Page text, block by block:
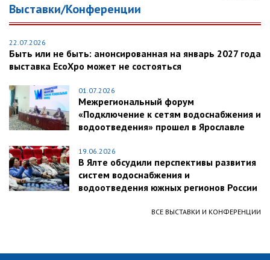
Выставки/Конференции
22.07.2026
Быть или не быть: анонсированная на январь 2027 года
выставка EcoXpo может не состояться
01.07.2026
Межрегиональный форум
«Подключение к сетям водоснабжения и
водоотведения» прошел в Ярославле
19.06.2026
В Ялте обсудили перспективы развития
систем водоснабжения и
водоотведения южных регионов России
ВСЕ ВЫСТАВКИ И КОНФЕРЕНЦИИ